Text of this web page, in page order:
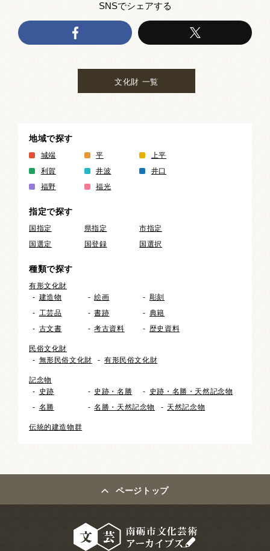
SNSでシェアする
文化財 一覧
地域で探す
城端 平
上平
利賀
井波
井口
福野
福光
指定で探す
国指定 県指定
市指定
国選定
国登録 国選択
種類で探す
有形文化財
建造物
絵画
彫刻
工芸品
書跡
典籍
古文書
考古資料 歴史資料
民俗文化財
無形民俗文化財
有形民俗文化財
記念物
史跡
史跡・名勝
史跡・名勝・天然記念物
名勝
名勝・天然記念物 天然記念物
伝統的建造物群
ページトップ